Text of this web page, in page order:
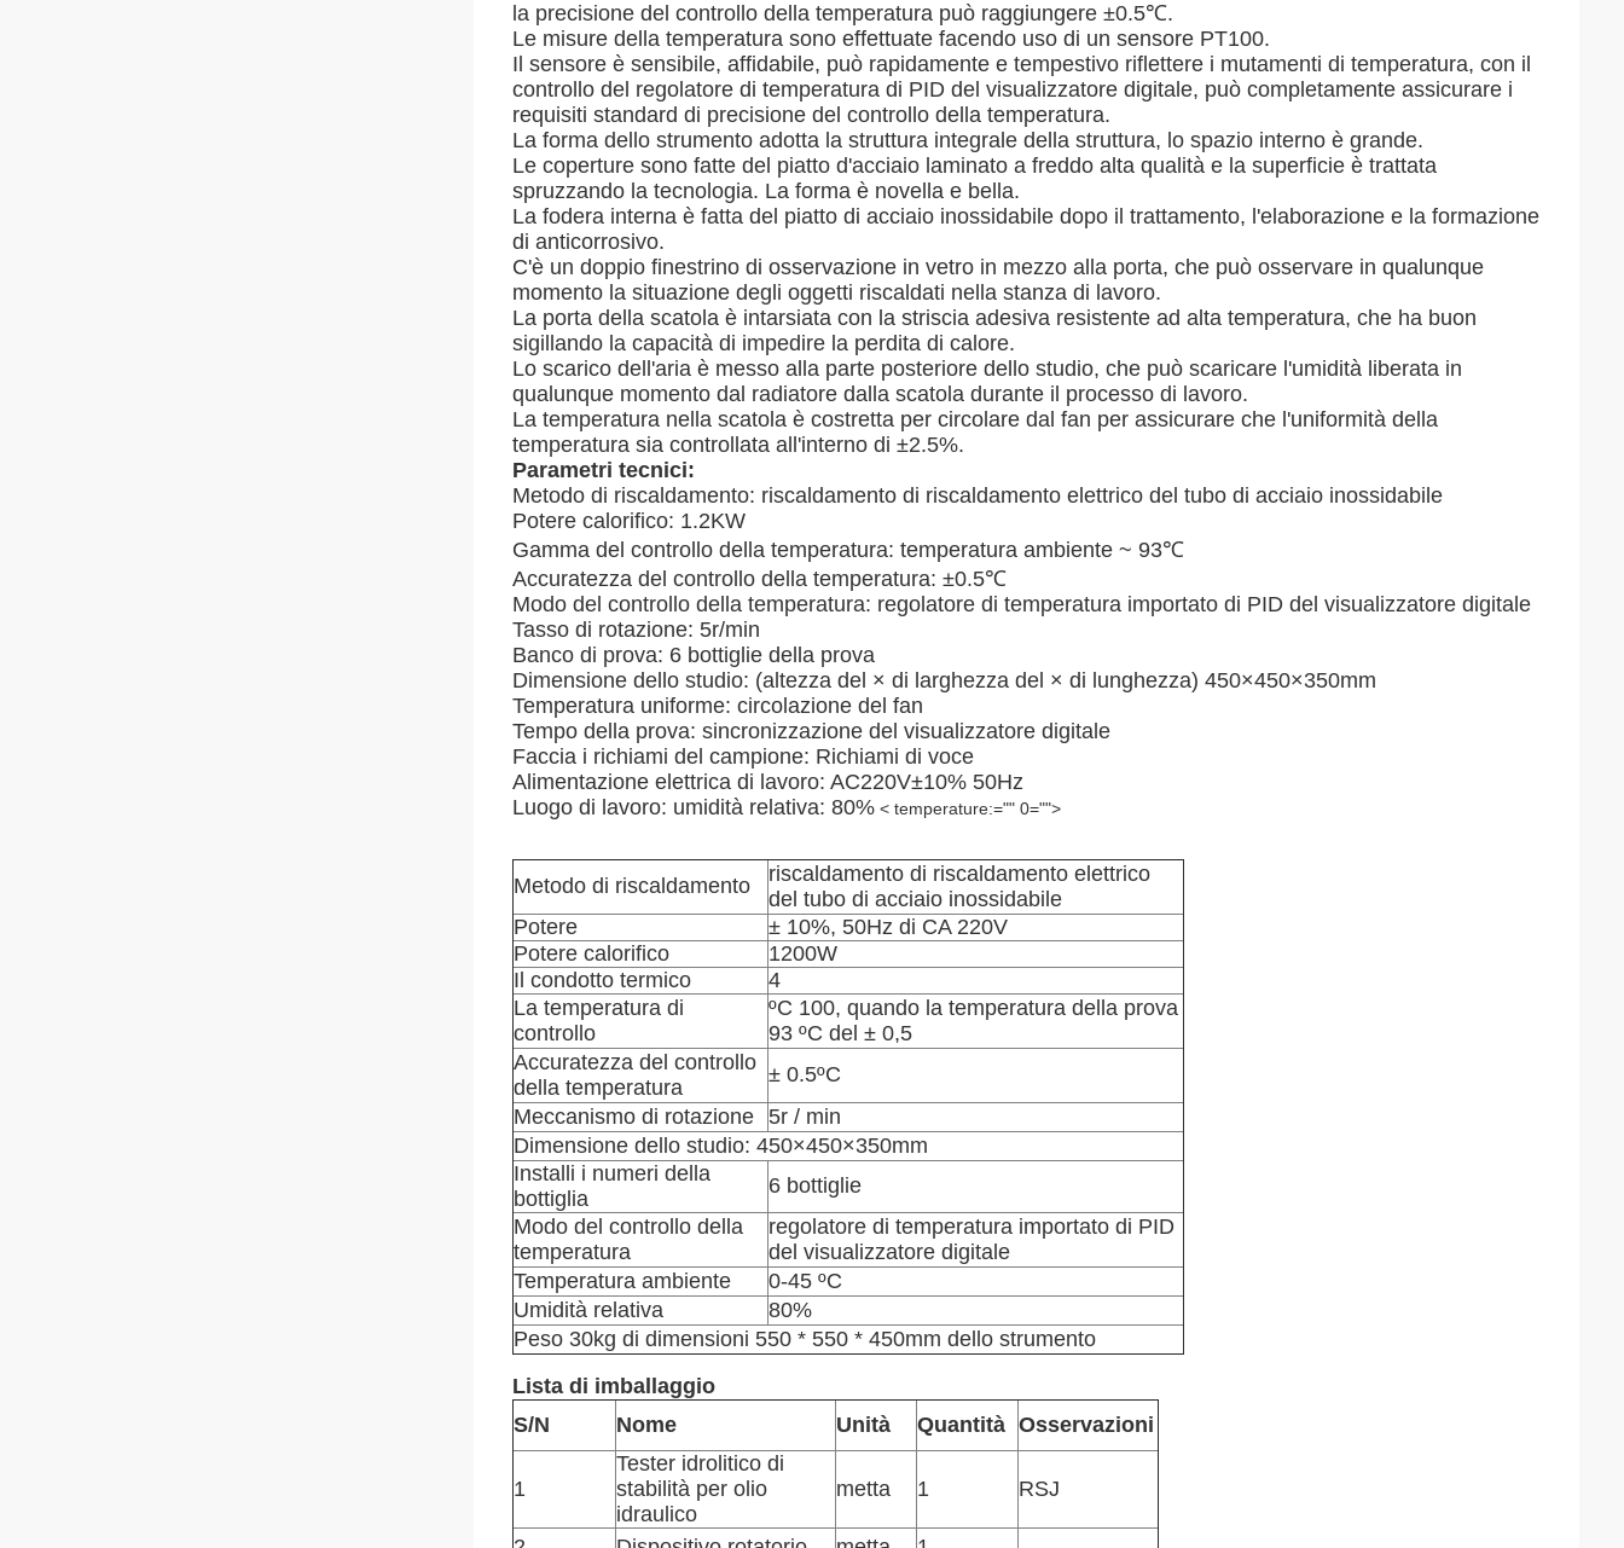
la precisione del controllo della temperatura può raggiungere ±0.5℃.
Le misure della temperatura sono effettuate facendo uso di un sensore PT100.
Il sensore è sensibile, affidabile, può rapidamente e tempestivo riflettere i mutamenti di temperatura, con il
controllo del regolatore di temperatura di PID del visualizzatore digitale, può completamente assicurare i
requisiti standard di precisione del controllo della temperatura.
La forma dello strumento adotta la struttura integrale della struttura, lo spazio interno è grande.
Le coperture sono fatte del piatto d'acciaio laminato a freddo alta qualità e la superficie è trattata
spruzzando la tecnologia. La forma è novella e bella.
La fodera interna è fatta del piatto di acciaio inossidabile dopo il trattamento, l'elaborazione e la formazione
di anticorrosivo.
C'è un doppio finestrino di osservazione in vetro in mezzo alla porta, che può osservare in qualunque
momento la situazione degli oggetti riscaldati nella stanza di lavoro.
La porta della scatola è intarsiata con la striscia adesiva resistente ad alta temperatura, che ha buon
sigillando la capacità di impedire la perdita di calore.
Lo scarico dell'aria è messo alla parte posteriore dello studio, che può scaricare l'umidità liberata in
qualunque momento dal radiatore dalla scatola durante il processo di lavoro.
La temperatura nella scatola è costretta per circolare dal fan per assicurare che l'uniformità della
temperatura sia controllata all'interno di ±2.5%.
Parametri tecnici:
Metodo di riscaldamento: riscaldamento di riscaldamento elettrico del tubo di acciaio inossidabile
Potere calorifico: 1.2KW
Gamma del controllo della temperatura: temperatura ambiente ~ 93℃
Accuratezza del controllo della temperatura: ±0.5℃
Modo del controllo della temperatura: regolatore di temperatura importato di PID del visualizzatore digitale
Tasso di rotazione: 5r/min
Banco di prova: 6 bottiglie della prova
Dimensione dello studio: (altezza del × di larghezza del × di lunghezza) 450×450×350mm
Temperatura uniforme: circolazione del fan
Tempo della prova: sincronizzazione del visualizzatore digitale
Faccia i richiami del campione: Richiami di voce
Alimentazione elettrica di lavoro: AC220V±10% 50Hz
Luogo di lavoro: umidità relativa: 80% < temperature:="" 0="">
Metodo di riscaldamento
riscaldamento di riscaldamento elettrico
del tubo di acciaio inossidabile
Potere
± 10%, 50Hz di CA 220V
Potere calorifico
1200W
Il condotto termico
4
La temperatura di
controllo
ºC 100, quando la temperatura della prova
93 ºC del ± 0,5
Accuratezza del controllo
della temperatura
± 0.5ºC
Meccanismo di rotazione
5r / min
Dimensione dello studio: 450×450×350mm
Installi i numeri della
bottiglia
6 bottiglie
Modo del controllo della
temperatura
regolatore di temperatura importato di PID
del visualizzatore digitale
Temperatura ambiente
0-45 ºC
Umidità relativa
80%
Peso 30kg di dimensioni 550 * 550 * 450mm dello strumento
Lista di imballaggio
S/N
Nome Unità Quantità Osservazioni
1
Tester idrolitico di
stabilità per olio
idraulico
metta 1 RSJ